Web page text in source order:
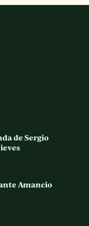
de Sergio
Amancio